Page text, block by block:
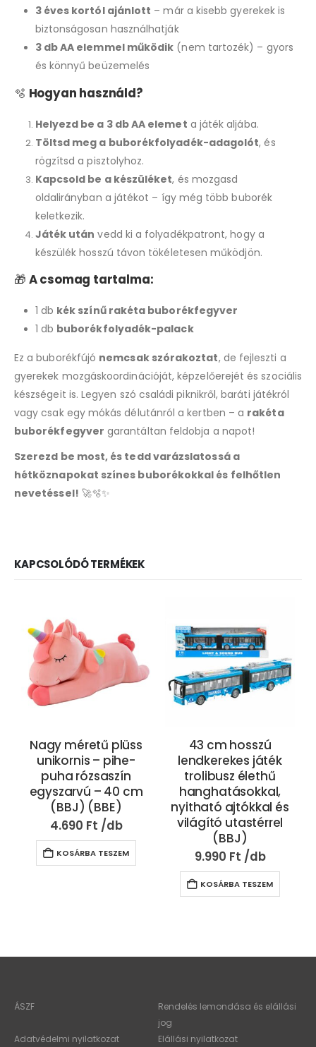
3 éves kortól ajánlott – már a kisebb gyerekek is
biztonságosan használhatják
3 db AA elemmel működik (nem tartozék) – gyors
és könnyű beüzemelés
🫧 Hogyan használd?
Helyezd be a 3 db AA elemet a játék aljába.
Töltsd meg a buborékfolyadék-adagolót, és
rögzítsd a pisztolyhoz.
Kapcsold be a készüléket, és mozgasd
oldalirányban a játékot – így még több buborék
keletkezik.
Játék után vedd ki a folyadékpatront, hogy a
készülék hosszú távon tökéletesen működjön.
🎁 A csomag tartalma:
1 db kék színű rakéta buborékfegyver
1 db buborékfolyadék-palack
Ez a buborékfújó nemcsak szórakoztat, de fejleszti a
gyerekek mozgáskoordinációját, képzelőerejét és szociális
készségeit is. Legyen szó családi piknikről, baráti játékról
vagy csak egy mókás délutánról a kertben – a rakéta
buborékfegyver garantáltan feldobja a napot!
Szerezd be most, és tedd varázslatossá a
hétköznapokat színes buborékokkal és felhőtlen
nevetéssel! 🚀🫧✨
KAPCSOLÓDÓ TERMÉKEK
Nagy méretű plüss
unikornis – pihe-
puha rózsaszín
egyszarvú – 40 cm
(BBJ) (BBE)
4.690 Ft
KOSÁRBA TESZEM
43 cm hosszú
lendkerekes játék
trolibusz élethű
hanghatásokkal,
nyitható ajtókkal és
világító utastérrel
(BBJ)
9.990 Ft
KOSÁRBA TESZEM
ÁSZF
Rendelés lemondása és elállási
jog
Adatvédelmi nyilatkozat
Elállási nyilatkozat